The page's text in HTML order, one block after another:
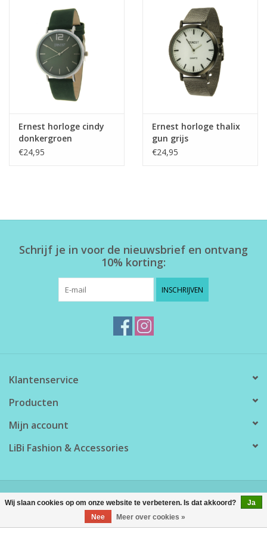
Ernest horloge cindy
donkergroen
€24,95
Ernest horloge thalix
gun grijs
€24,95
Schrijf je in voor de nieuwsbrief en ontvang
10% korting:
INSCHRIJVEN
Klantenservice
Producten
Mijn account
LiBi Fashion & Accessories
Lightspeed
Wij slaan cookies op om onze website te verbeteren. Is dat akkoord?
Ja
Nee
Meer over cookies »